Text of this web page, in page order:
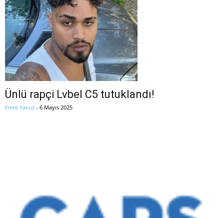
Ünlü rapçi Lvbel C5 tutuklandı!
Emre Yavuz - 6 Mayıs 2025